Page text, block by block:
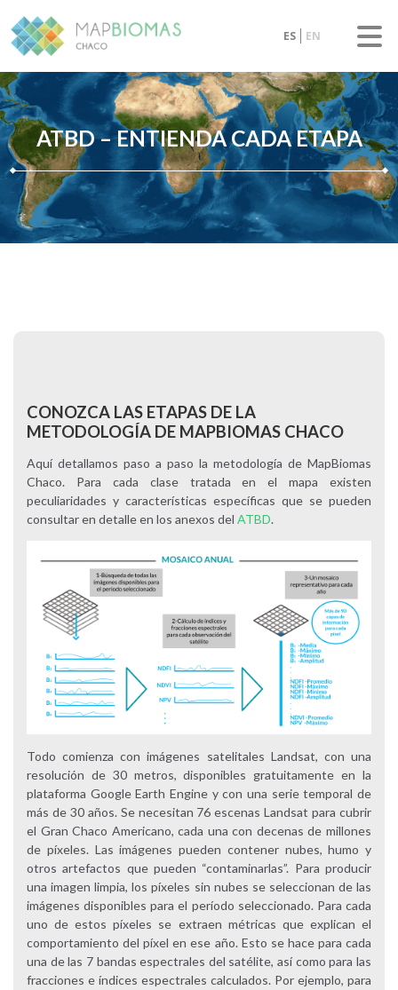
ES EN
ATBD – ENTIENDA CADA ETAPA
CONOZCA LAS ETAPAS DE LA
METODOLOGÍA DE MAPBIOMAS CHACO
Aquí detallamos paso a paso la metodología de MapBiomas
Chaco. Para cada clase tratada en el mapa existen
peculiaridades y características específicas que se pueden
consultar en detalle en los anexos del ATBD.
Todo comienza con imágenes satelitales Landsat, con una
resolución de 30 metros, disponibles gratuitamente en la
plataforma Google Earth Engine y con una serie temporal de
más de 30 años. Se necesitan 76 escenas Landsat para cubrir
el Gran Chaco Americano, cada una con decenas de millones
de píxeles. Las imágenes pueden contener nubes, humo y
otros artefactos que pueden “contaminarlas”. Para producir
una imagen limpia, los píxeles sin nubes se seleccionan de las
imágenes disponibles para el período seleccionado. Para cada
uno de estos píxeles se extraen métricas que explican el
comportamiento del píxel en ese año. Esto se hace para cada
una de las 7 bandas espectrales del satélite, así como para las
fracciones e índices espectrales calculados. Por ejemplo, para